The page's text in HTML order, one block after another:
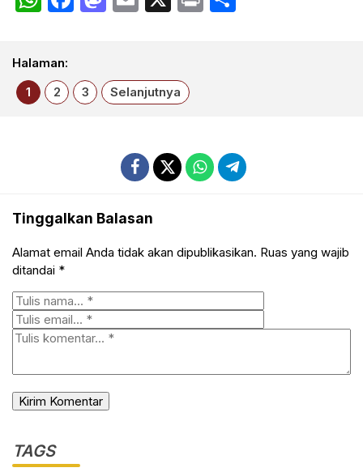
Halaman:
1
2 3 Selanjutnya
Tinggalkan Balasan
Alamat email Anda tidak akan dipublikasikan. Ruas yang wajib
ditandai *
TAGS